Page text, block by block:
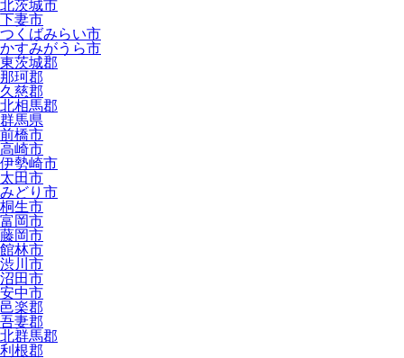
北茨城市
下妻市
つくばみらい市
かすみがうら市
東茨城郡
那珂郡
久慈郡
北相馬郡
群馬県
前橋市
高崎市
伊勢崎市
太田市
みどり市
桐生市
富岡市
藤岡市
館林市
渋川市
沼田市
安中市
邑楽郡
吾妻郡
北群馬郡
利根郡